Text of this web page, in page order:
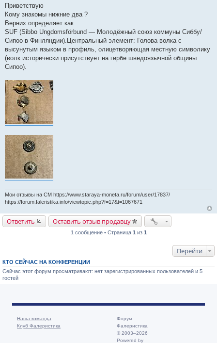
о
б
е
н
е
Приветствую
Кому знакомы нижние два ?
Верних определяет как
SUF (Sibbo Ungdomsförbund — Молодёжный союз коммуны Сиббу/
Сипоо в Финляндии).Центральный элемент: Голова волка с
высунутым языком в профиль, олицетворяющая местную символику
(волк исторически присутствует на гербе шведоязычной общины
Сипоо).
Мои отзывы на СМ https://www.staraya-moneta.ru/forum/user/17837/
https://forum.faleristika.info/viewtopic.php?f=17&t=1067671
Ответить Оставить отзыв продавцу
1 сообщение • Страница 1 из 1
Перейти
КТО СЕЙЧАС НА КОНФЕРЕНЦИИ
Сейчас этот форум просматривают: нет зарегистрированных пользователей и 5
гостей
Наша команда
Клуб Фалеристика
Форум
Фалеристика
© 2003–2026
Powered by